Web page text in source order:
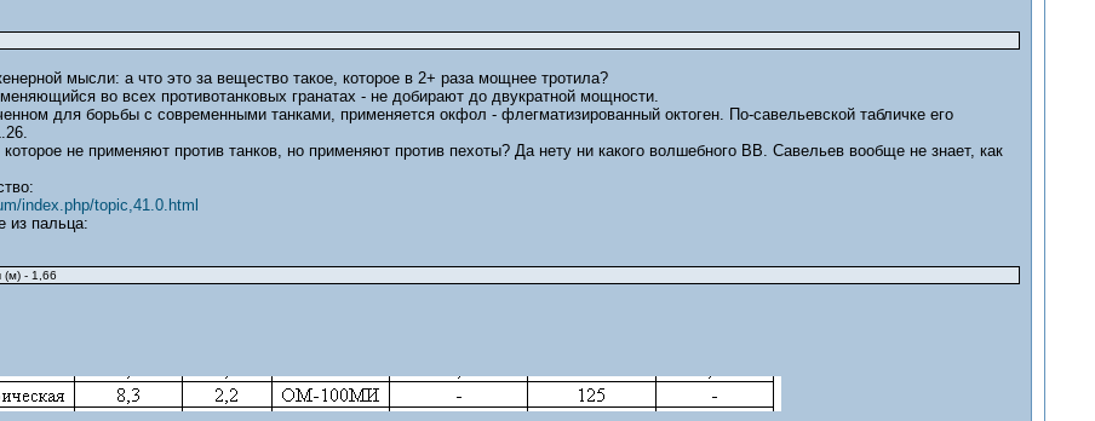
мысли: а что это за вещество такое, которое в 2+ раза мощнее тротила?
во всех противотанковых гранатах - не добирают до двукратной мощности.
для борьбы с современными танками, применяется окфол - флегматизированный октоген. По-савельевской табличке его
не применяют против танков, но применяют против пехоты? Да нету ни какого волшебного ВВ. Савельев вообще не знает, как
index.php/topic,41.0.html
из пальца:
(м) - 1,66